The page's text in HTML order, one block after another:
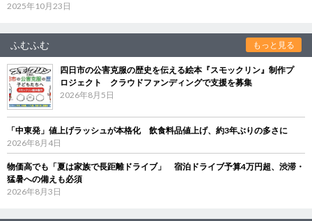
2025年10月23日
ふむふむ もっと見る
四日市の公害克服の歴史を伝える絵本『スモックリン』制作プ
ロジェクト クラウドファンディングで支援を募集
2026年8月5日
「中東発」値上げラッシュが本格化 飲食料品値上げ、約3年ぶりの多さに
2026年8月4日
物価高でも「夏は家族で長距離ドライブ」 宿泊ドライブ予算4万円超、渋滞・
猛暑への備えも必須
2026年8月3日